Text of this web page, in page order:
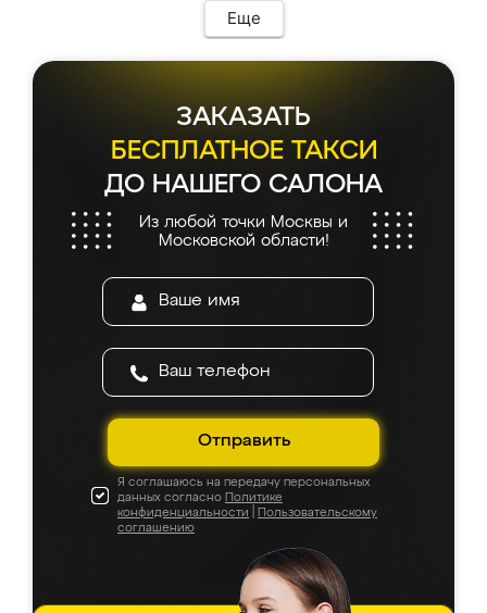
Еще
ЗАКАЗАТЬ
БЕСПЛАТНОЕ ТАКСИ
ДО НАШЕГО САЛОНА
Из любой точки Москвы и
Московской области!
Отправить
Я соглашаюсь на передачу персональных
данных согласно Политике
конфиденциальности
Пользовательскому
соглашению